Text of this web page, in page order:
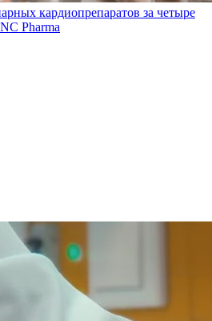
кардиопрепаратов за четыре
Pharma